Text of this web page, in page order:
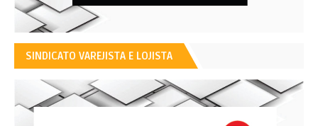
SINDICATO VAREJISTA E LOJISTA